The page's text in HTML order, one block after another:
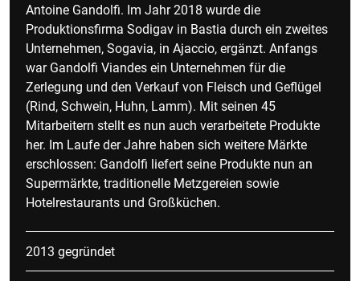
Antoine Gandolfi. Im Jahr 2018 wurde die
Produktionsfirma Sodigav in Bastia durch ein zweites
Unternehmen, Sogavia, in Ajaccio, ergänzt. Anfangs
war Gandolfi Viandes ein Unternehmen für die
Zerlegung und den Verkauf von Fleisch und Geflügel
(Rind, Schwein, Huhn, Lamm). Mit seinen 45
Mitarbeitern stellt es nun auch verarbeitete Produkte
her. Im Laufe der Jahre haben sich weitere Märkte
erschlossen: Gandolfi liefert seine Produkte nun an
Supermärkte, traditionelle Metzgereien sowie
Hotelrestaurants und Großküchen.
2013 gegründet